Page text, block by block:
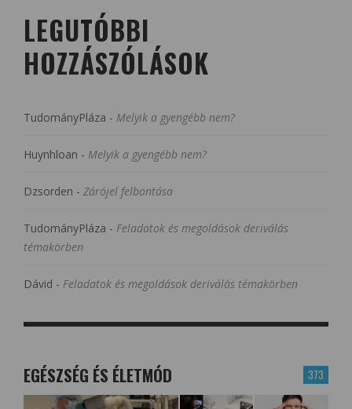
LEGUTÓBBI
HOZZÁSZÓLÁSOK
TudományPláza - Melyik a gyengébb nem?
Huynhloan - Melyik a gyengébb nem?
Dzsorden - Zárójel felbontása
TudományPláza - Feladatok és megoldások deriválás
témakörben
Dávid - Feladatok és megoldások deriválás témakörben
373
EGÉSZSÉG ÉS ÉLETMÓD